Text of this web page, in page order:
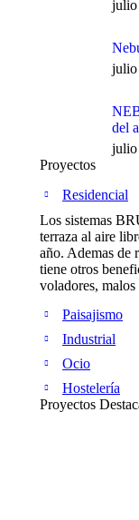
julio
julio
del
julio
Proyectos
Residencial
Los sistemas
terraza al aire
año. Ademas de
tiene otros
voladores,
Paisajismo
Industrial
Ocio
Hostelería
Proyectos